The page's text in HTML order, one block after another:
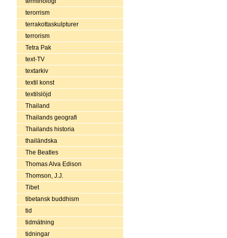
terorrism
terrakottaskulpturer
terrorism
Tetra Pak
text-TV
textarkiv
textil konst
textilslöjd
Thailand
Thailands geografi
Thailands historia
thailändska
The Beatles
Thomas Alva Edison
Thomson, J.J.
Tibet
tibetansk buddhism
tid
tidmätning
tidningar